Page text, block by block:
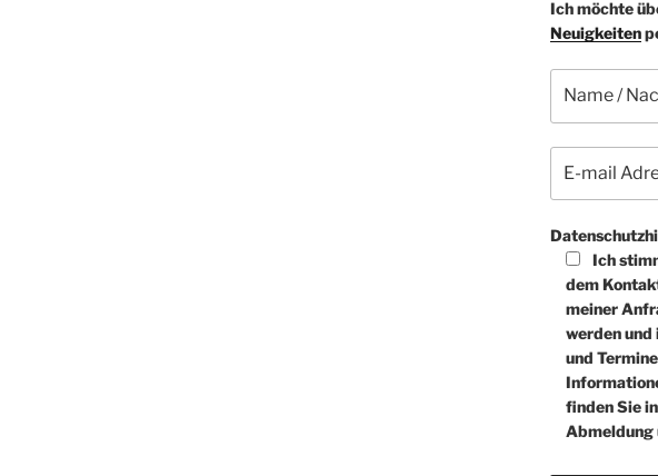
Bitte lasse
Ich möchte
Neuigkeiten
Ich
dem
meiner
werden und
und
finden Sie
Abmeldung